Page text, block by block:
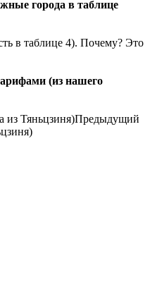
города в таблице
в таблице 4). Почему? Это
(из нашего
из Тяньцзиня)Предыдущий